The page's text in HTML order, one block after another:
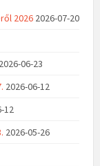
2026 2026-07-20
2026-06-23
2026-06-12
12
2026-05-26